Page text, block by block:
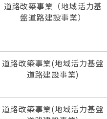
道路改築事業（地域活力基
盤道路建設事業）
道路改築事業(地域活力基盤
道路建設事業)
道路改築事業(地域活力基盤